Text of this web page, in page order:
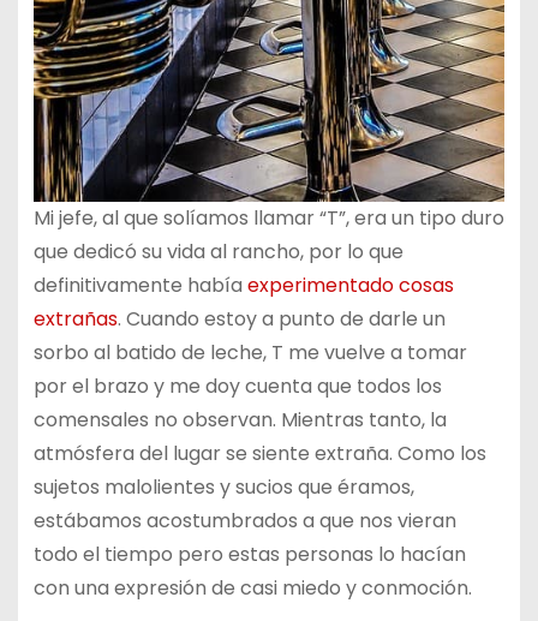
Mi jefe, al que solíamos llamar “T”, era un tipo duro
que dedicó su vida al rancho, por lo que
definitivamente había experimentado cosas
extrañas. Cuando estoy a punto de darle un
sorbo al batido de leche, T me vuelve a tomar
por el brazo y me doy cuenta que todos los
comensales no observan. Mientras tanto, la
atmósfera del lugar se siente extraña. Como los
sujetos malolientes y sucios que éramos,
estábamos acostumbrados a que nos vieran
todo el tiempo pero estas personas lo hacían
con una expresión de casi miedo y conmoción.